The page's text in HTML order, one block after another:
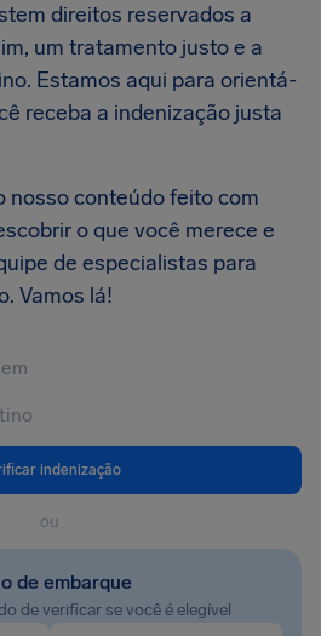
direitos reservados a
um tratamento justo e a
Estamos aqui para orientá-
receba a indenização justa
nosso conteúdo feito com
o que você merece e
de especialistas para
Vamos lá!
indenização
ou
de embarque
de verificar se você é elegível